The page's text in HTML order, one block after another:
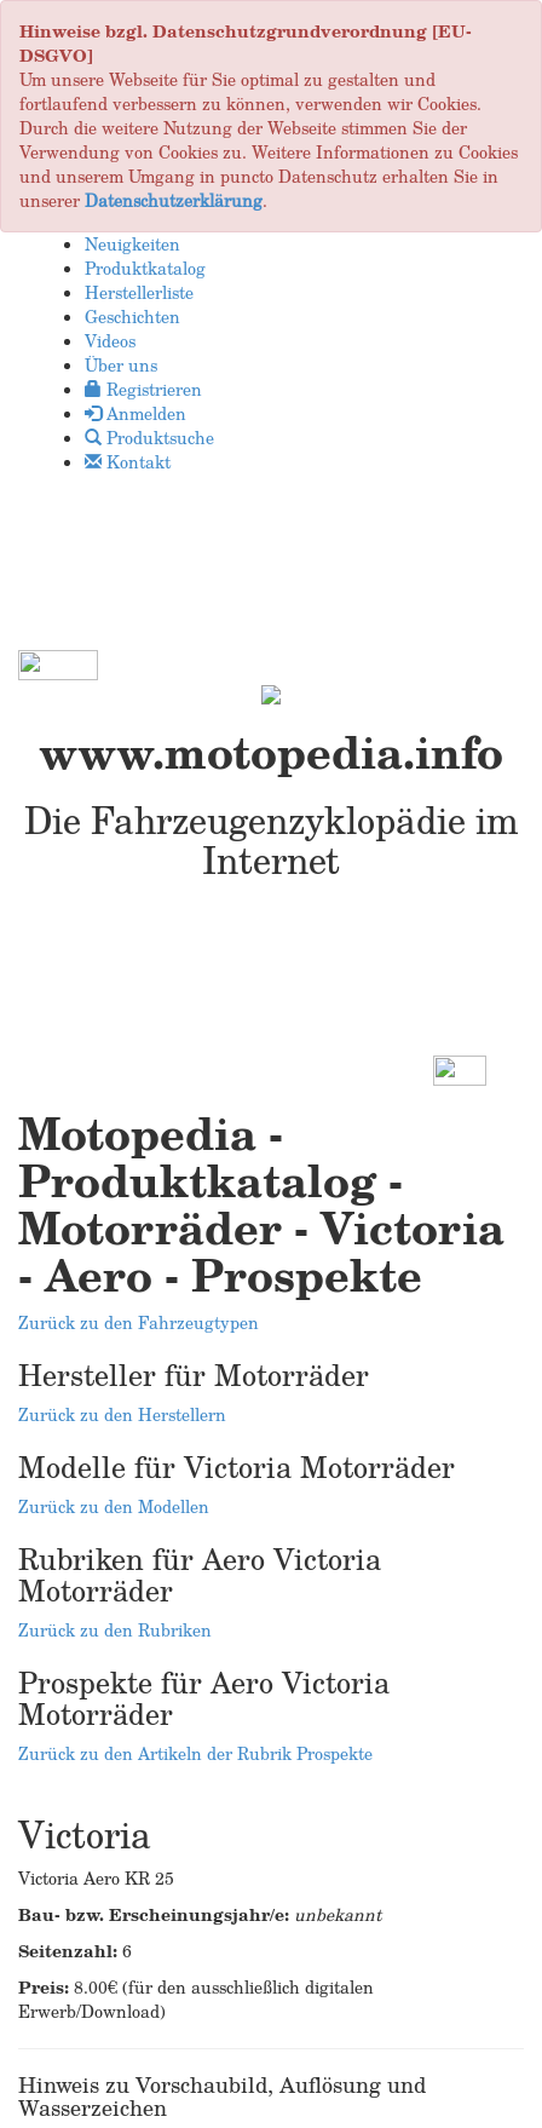
Hinweise bzgl. Datenschutzgrundverordnung [EU-
DSGVO]
Um unsere Webseite für Sie optimal zu gestalten und
fortlaufend verbessern zu können, verwenden wir Cookies.
Durch die weitere Nutzung der Webseite stimmen Sie der
Verwendung von Cookies zu. Weitere Informationen zu Cookies
und unserem Umgang in puncto Datenschutz erhalten Sie in
unsererDatenschutzerklärung.
Neuigkeiten
Produktkatalog
Herstellerliste
Geschichten
Videos
Über uns
Registrieren
Anmelden
Produktsuche
Kontakt
www.motopedia.info
Die Fahrzeugenzyklopädie im
Internet
Motopedia -
Produktkatalog -
Motorräder - Victoria
- Aero - Prospekte
Zurück zu den Fahrzeugtypen
Hersteller für Motorräder
Zurück zu den Herstellern
Modelle für Victoria Motorräder
Zurück zu den Modellen
Rubriken für Aero Victoria
Motorräder
Zurück zu den Rubriken
Prospekte für Aero Victoria
Motorräder
Zurück zu den Artikeln der Rubrik Prospekte
Victoria
Victoria Aero KR 25
Bau- bzw. Erscheinungsjahr/e: unbekannt
Seitenzahl:6
Preis:8.00€ (für den ausschließlich digitalen
Erwerb/Download)
Hinweis zu Vorschaubild, Auflösung und
Wasserzeichen